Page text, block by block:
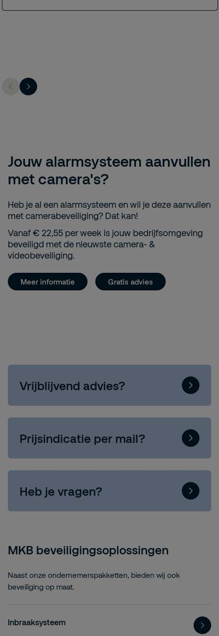
Jouw alarmsysteem aanvullen
met camera's?
Heb je al een alarmsysteem en wil je deze aanvullen
met camerabeveiliging? Dat kan!
Vanaf € 22,55 per week is jouw bedrijfsomgeving
beveiligd met de nieuwste camera- &
videobeveiliging.
Meer informatie Gratis advies
Vrijblijvend advies?
Prijsindicatie per mail?
Heb je vragen?
MKB beveiligingsoplossingen
Naast onze ondernemerspakketten, bieden wij ook
beveiliging op maat.
Inbraaksysteem